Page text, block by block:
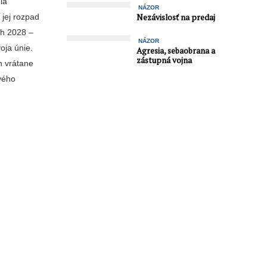
rozpad
2028 –
únie.
vrátane
NÁZOR
Nezávislosť na predaj
NÁZOR
Agresia, sebaobrana a
zástupná vojna